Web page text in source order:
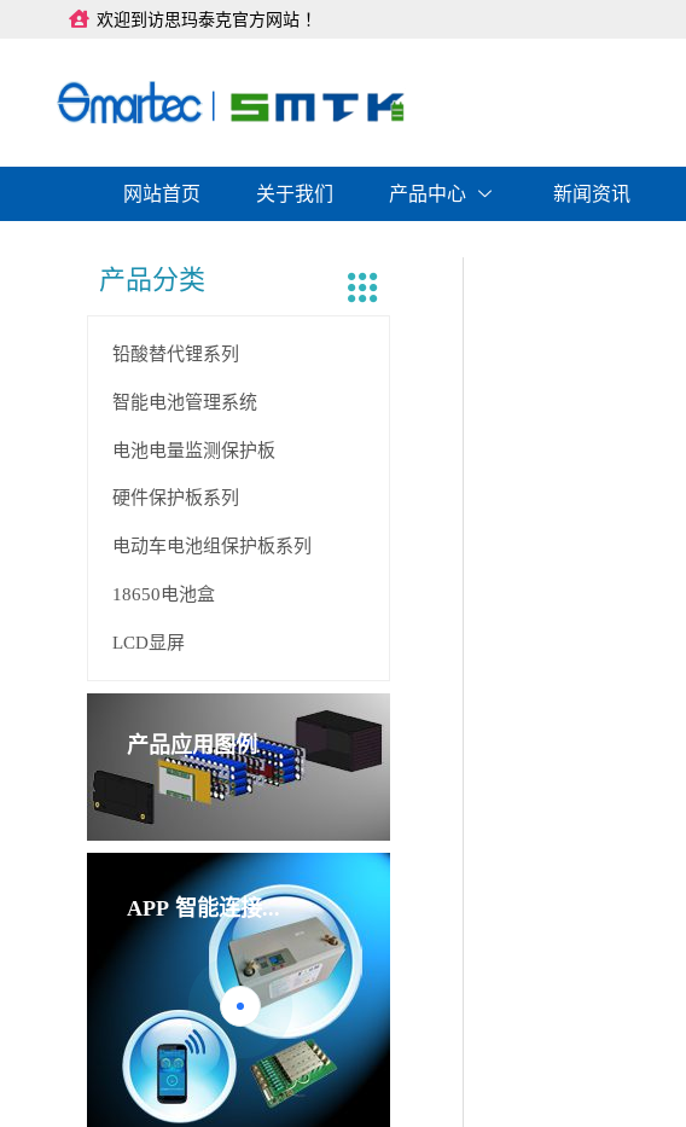
欢迎到访思玛泰克官方网站 ！
网站首页 关于我们 产品中心 新闻资讯
产品分类
铅酸替代锂系列
智能电池管理系统
电池电量监测保护板
硬件保护板系列
电动车电池组保护板系列
18650电池盒
LCD显屏
产品应用图例
APP 智能连接...